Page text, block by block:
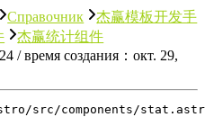
Справочник
杰赢模板开发手
杰赢统计组件
/ время создания：окт. 29,
src/components/